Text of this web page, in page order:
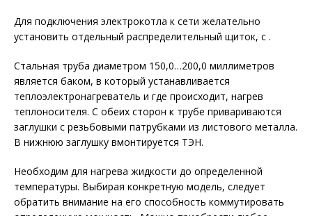
Для подключения электрокотла к сети желательно
установить отдельный распределительный щиток, с .
Стальная труба диаметром 150,0…200,0 миллиметров
является баком, в который устанавливается
теплоэлектронагреватель и где происходит, нагрев
теплоносителя. С обеих сторон к трубе привариваются
заглушки с резьбовыми патрубками из листового металла.
В нижнюю заглушку вмонтируется ТЭН.
Необходим для нагрева жидкости до определенной
температуры. Выбирая конкретную модель, следует
обратить внимание на его способность коммутировать